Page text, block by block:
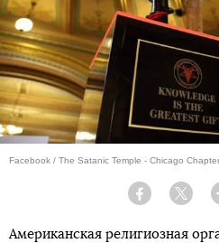
Facebook / The Satanic Temple - Chicago Chapter
Facebook
Американская религиозная